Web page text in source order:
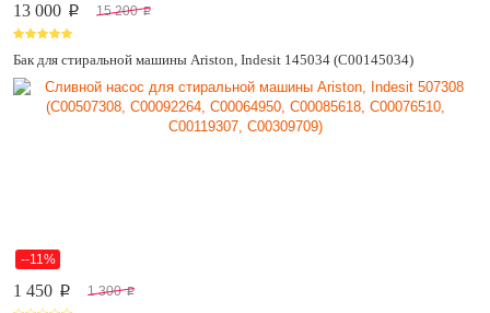
13 000 p 15 200 p
Бак для стиральной машины Ariston, Indesit 145034 (C00145034)
--11%
1 450 p 1 300 p